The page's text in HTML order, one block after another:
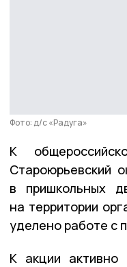
Фото: д/с «Радуга»
К
Староюрьевский
в пришкольных
на территории
уделено работе с
К акции активно